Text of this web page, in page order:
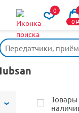
0
0o
Передатчики,
Товары